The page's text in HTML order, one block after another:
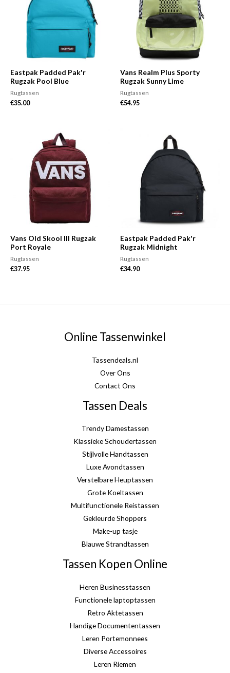
Eastpak Padded Pak'r
Rugzak Pool Blue
Rugtassen
€35.00
Vans Realm Plus Sporty
Rugzak Sunny Lime
Rugtassen
€54.95
Vans Old Skool III Rugzak
Port Royale
Rugtassen
€37.95
Eastpak Padded Pak'r
Rugzak Midnight
Rugtassen
€34.90
Online Tassenwinkel
Tassendeals.nl
Over Ons
Contact Ons
Tassen Deals
Trendy Damestassen
Klassieke Schoudertassen
Stijlvolle Handtassen
Luxe Avondtassen
Verstelbare Heuptassen
Grote Koeltassen
Multifunctionele Reistassen
Gekleurde Shoppers
Make-up tasje
Blauwe Strandtassen
Tassen Kopen Online
Heren Businesstassen
Functionele laptoptassen
Retro Aktetassen
Handige Documententassen
Leren Portemonnees
Diverse Accessoires
Leren Riemen